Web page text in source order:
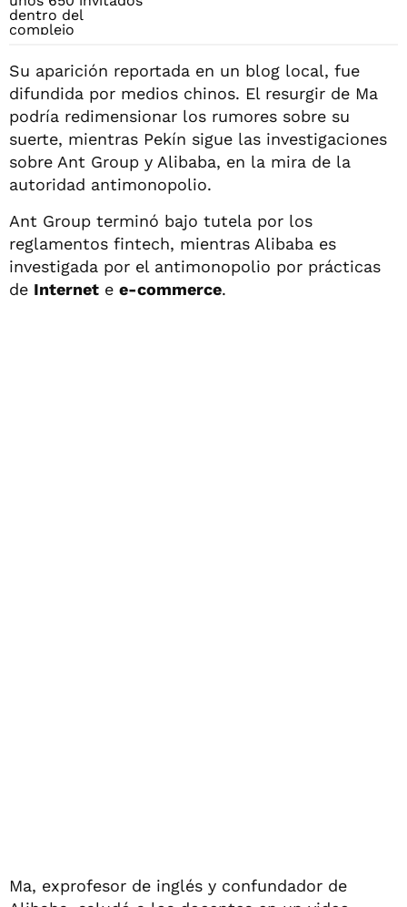
Su aparición reportada en un blog local, fue
difundida por medios chinos. El resurgir de Ma
podría redimensionar los rumores sobre su
suerte, mientras Pekín sigue las investigaciones
sobre Ant Group y Alibaba, en la mira de la
autoridad antimonopolio.
Ant Group terminó bajo tutela por los
reglamentos fintech, mientras Alibaba es
investigada por el antimonopolio por prácticas
de Internet e e-commerce.
Ma, exprofesor de inglés y confundador de